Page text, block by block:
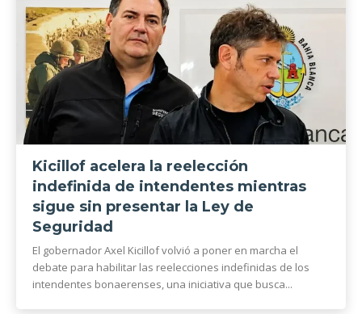
Kicillof acelera la reelección
indefinida de intendentes mientras
sigue sin presentar la Ley de
Seguridad
El gobernador Axel Kicillof volvió a poner en marcha el
debate para habilitar las reelecciones indefinidas de los
intendentes bonaerenses, una iniciativa que busca...